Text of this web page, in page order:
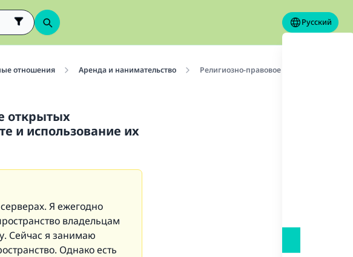
Русский
отношения Аренда и нанимательство Религиозно-правовое решение об
открытых
и использование их
Я ежегодно
владельцам
Сейчас я занимаю
Однако есть